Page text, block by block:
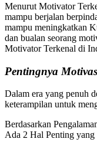
Menurut Motivator
mampu berjalan
mampu meningkatkan
dan bualan seorang
Motivator Terkenal di
Pentingnya
Dalam era yang penuh
keterampilan untuk
Berdasarkan
Ada 2 Hal Penting yang